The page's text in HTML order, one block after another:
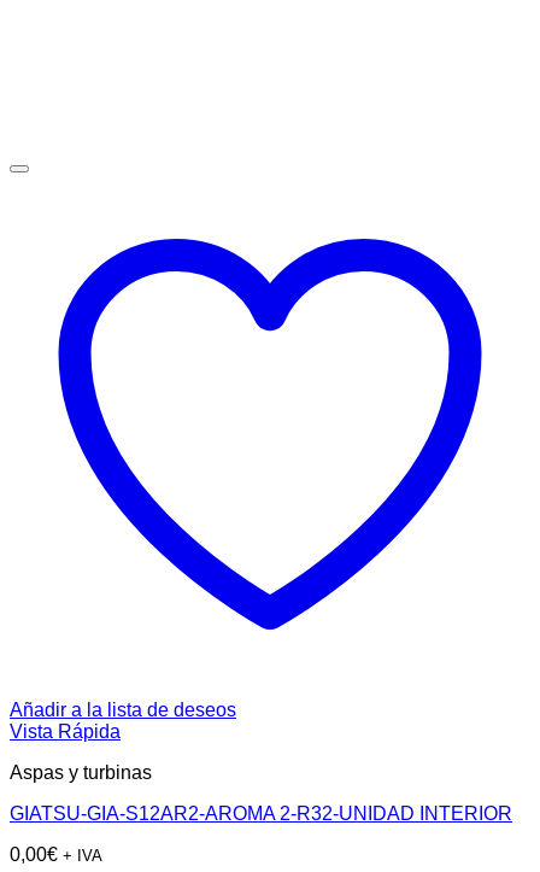
Añadir a la lista de deseos
Vista Rápida
Aspas y turbinas
GIATSU-GIA-S12AR2-AROMA 2-R32-UNIDAD INTERIOR
0,00€ + IVA